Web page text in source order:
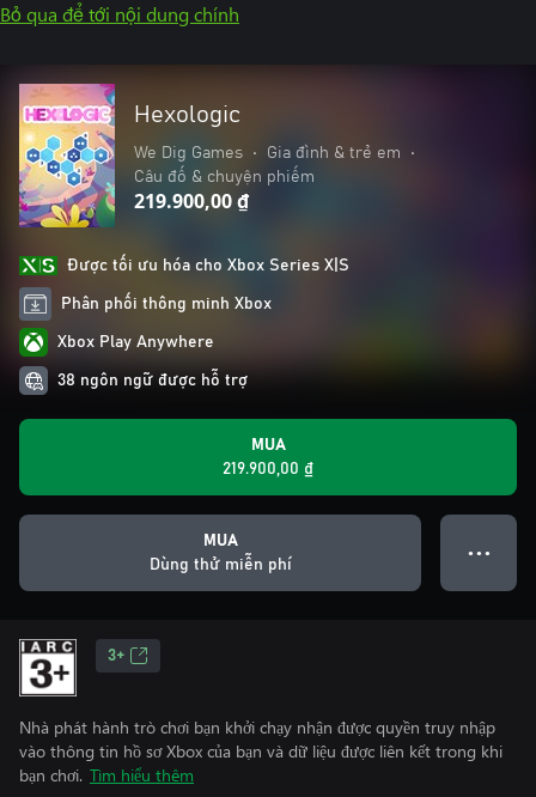
Bỏ qua để tới nội dung chính
Hexologic
We Dig Games • Gia đình & trẻ em
•
Câu đố & chuyện phiếm
219.900,00 ₫
Được tối ưu hóa cho Xbox Series X|S
Phân phối thông minh Xbox
Xbox Play Anywhere
38 ngôn ngữ được hỗ trợ
MUA
219.900,00 ₫
MUA
Dùng thử miễn phí
● ● ●
3+
Nhà phát hành trò chơi bạn khởi chạy nhận được quyền truy nhập
vào thông tin hồ sơ Xbox của bạn và dữ liệu được liên kết trong khi
bạn chơi. Tìm hiểu thêm